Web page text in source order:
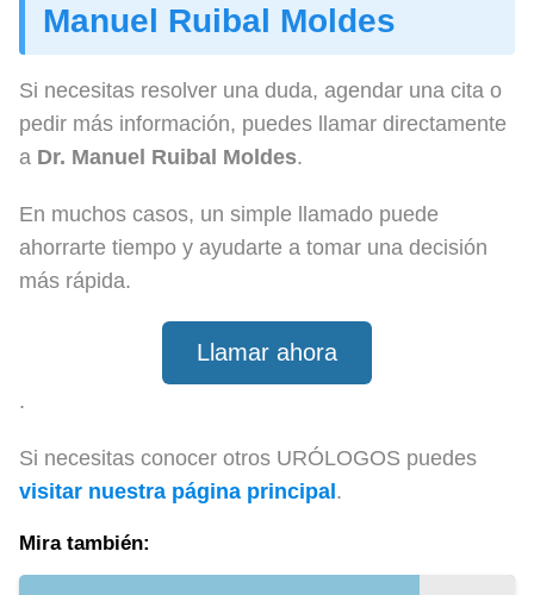
Manuel Ruibal Moldes
Si necesitas resolver una duda, agendar una cita o
pedir más información, puedes llamar directamente
a Dr. Manuel Ruibal Moldes.
En muchos casos, un simple llamado puede
ahorrarte tiempo y ayudarte a tomar una decisión
más rápida.
Llamar ahora
.
Si necesitas conocer otros URÓLOGOS puedes
visitar nuestra página principal .
Mira también: